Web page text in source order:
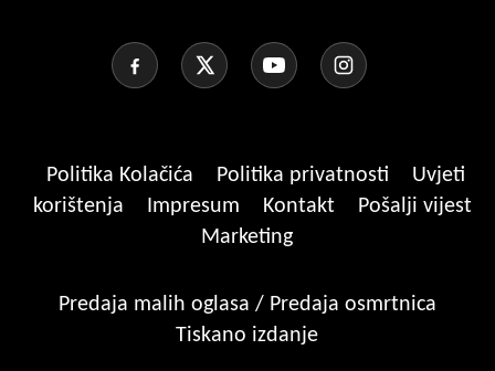
Politika Kolačića Politika privatnosti
Uvjeti
korištenja
Impresum Kontakt
Pošalji vijest
Marketing
Predaja malih oglasa / Predaja osmrtnica
Tiskano izdanje